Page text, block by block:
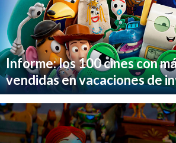
Informe: los 100 cines con
vendidas en vacaciones de